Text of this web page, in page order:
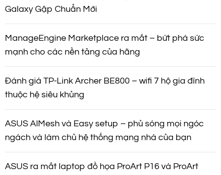
Galaxy Gập Chuẩn Mới
ManageEngine Marketplace ra mắt – bứt phá sức
mạnh cho các nền tảng của hãng
Đánh giá TP-Link Archer BE800 – wifi 7 hộ gia đình
thuộc hệ siêu khủng
ASUS AIMesh và Easy setup – phủ sóng mọi ngóc
ngách và làm chủ hệ thống mạng nhà của bạn
ASUS ra mắt laptop đồ họa ProArt P16 và ProArt